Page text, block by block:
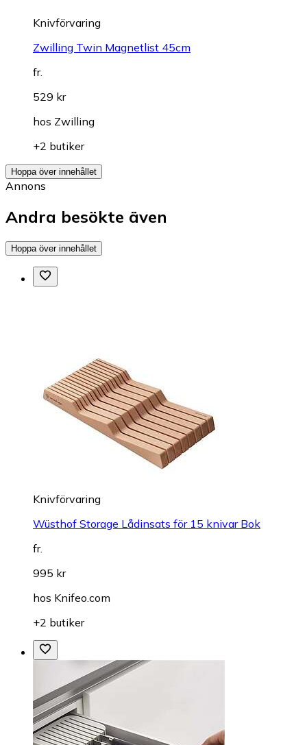
Knivförvaring
Zwilling Twin Magnetlist 45cm
fr.
529 kr
hos Zwilling
+2 butiker
Hoppa över innehållet
Annons
Andra besökte även
Hoppa över innehållet
Knivförvaring
Wüsthof Storage Lådinsats för 15 knivar Bok
fr.
995 kr
hos Knifeo.com
+2 butiker